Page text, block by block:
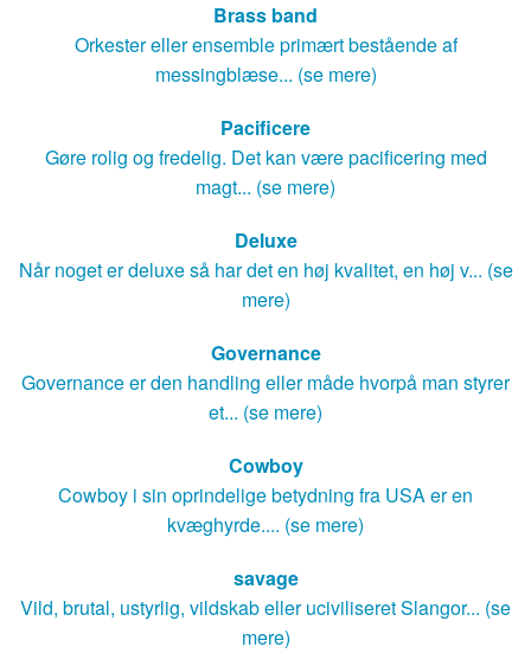
Brass band
Orkester eller ensemble primært bestående af
messingblæse... (se mere)
Pacificere
Gøre rolig og fredelig. Det kan være pacificering med
magt... (se mere)
Deluxe
Når noget er deluxe så har det en høj kvalitet, en høj v... (se
mere)
Governance
Governance er den handling eller måde hvorpå man styrer
et... (se mere)
Cowboy
Cowboy i sin oprindelige betydning fra USA er en
kvæghyrde.... (se mere)
savage
Vild, brutal, ustyrlig, vildskab eller uciviliseret Slangor... (se
mere)